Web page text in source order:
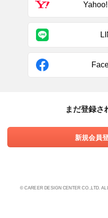
まだ登録さ
新規会員
© CAREER DESIGN CENTER CO.,LTD.